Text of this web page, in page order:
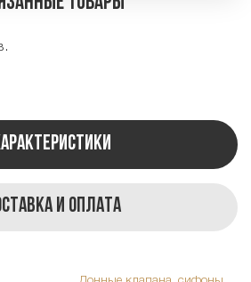
и оплата